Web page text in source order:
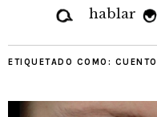
hablar
ETIQUETADO COMO: